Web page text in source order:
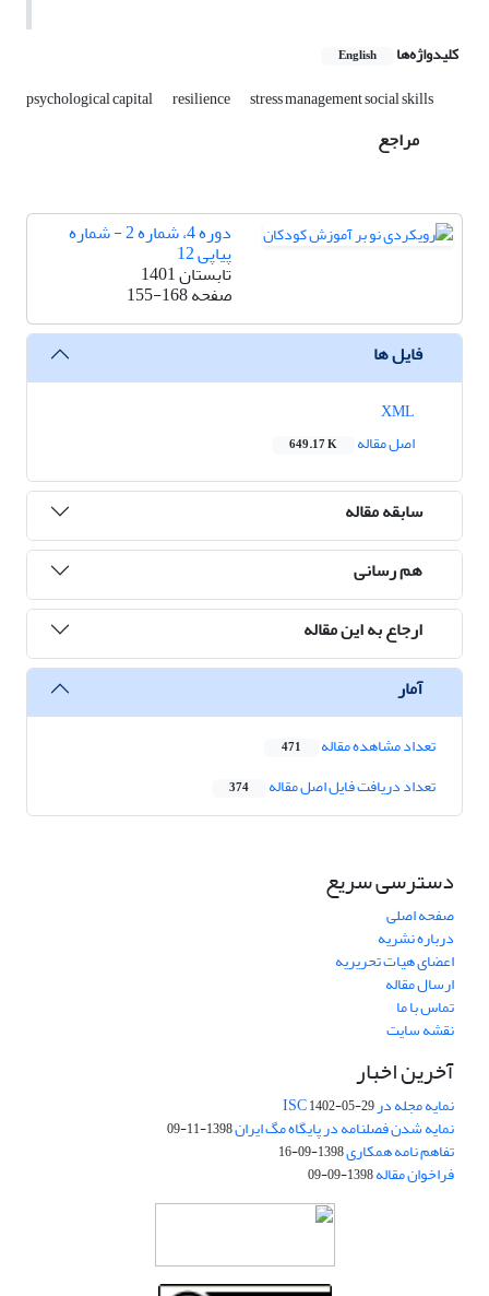
کلیدواژه‌ها English
psychological capital resilience stress management social skills
مراجع
دوره 4، شماره 2 - شماره
پیاپی 12
تابستان 1401
صفحه155-168
فایل ها
اصل مقاله
649.17 K
سابقه مقاله
هم رسانی
ارجاع به این مقاله
آمار
تعداد مشاهده مقاله 471
تعداد دریافت فایل اصل مقاله 374
دسترسی سریع
صفحه اصلی
درباره نشریه
اعضای هیات تحریریه
ارسال مقاله
تماس با ما
نقشه سایت
آخرین اخبار
نمایه مجله در ISC1402-05-29
نمایه شدن فصلنامه در پایگاه مگ ایران1398-11-09
تفاهم نامه همکاری1398-09-16
فراخوان مقاله1398-09-09